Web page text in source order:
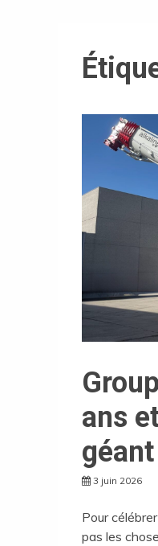
ans
3 juin 2026
Pour
pas les